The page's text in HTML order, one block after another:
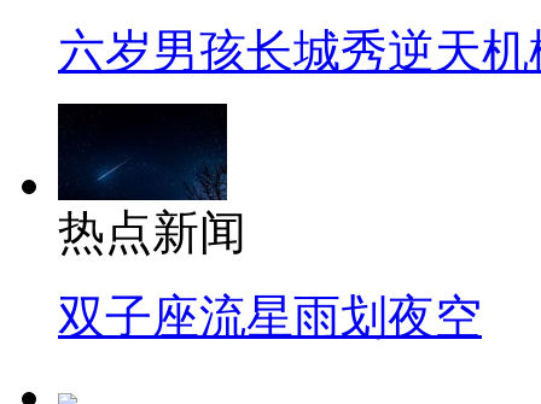
六岁男孩长城秀逆天机
热点新闻
双子座流星雨划夜空